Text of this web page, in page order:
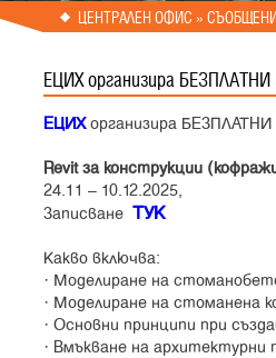
ЦЕНТРАЛЕН ОФИС »
ЕЦИХ организира БЕЗПЛАТНИ
ЕЦИХорганизира БЕЗПЛАТНИ
Revit за конструкции
24.11 – 10.12.2025,
Записване ТУК
Какво включва:
· Моделиране на
· Моделиране на стоманена
· Основни принципи при
· Вмъкване на архитектурни